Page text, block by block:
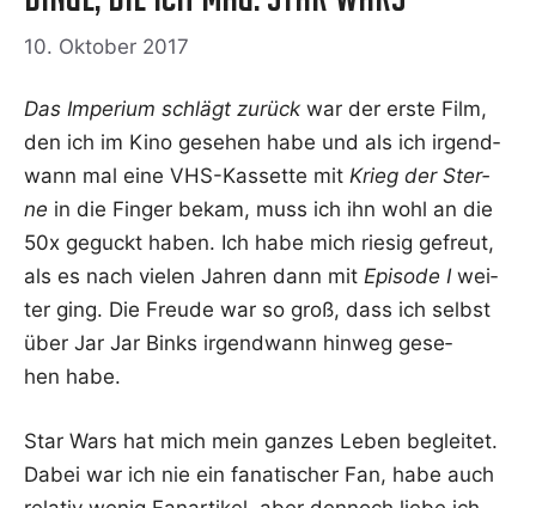
10. Oktober 2017
Das Impe­ri­um schlägt zurück war der ers­te Film,
den ich im Kino gese­hen habe und als ich irgend­
wann mal eine VHS-Kas­set­te mit Krieg der Ster­
ne in die Fin­ger bekam, muss ich ihn wohl an die
50x geguckt haben. Ich habe mich rie­sig gefreut,
als es nach vie­len Jah­ren dann mit Epi­so­de Iwei­
ter ging. Die Freu­de war so groß, dass ich selbst
über Jar Jar Binks irgend­wann hin­weg gese­
hen habe.
Star Wars hat mich mein gan­zes Leben beglei­tet.
Dabei war ich nie ein fana­ti­scher Fan, habe auch